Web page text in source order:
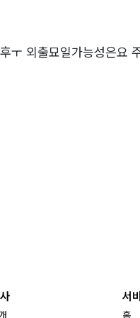
외출묘일가능성은요
서
홈